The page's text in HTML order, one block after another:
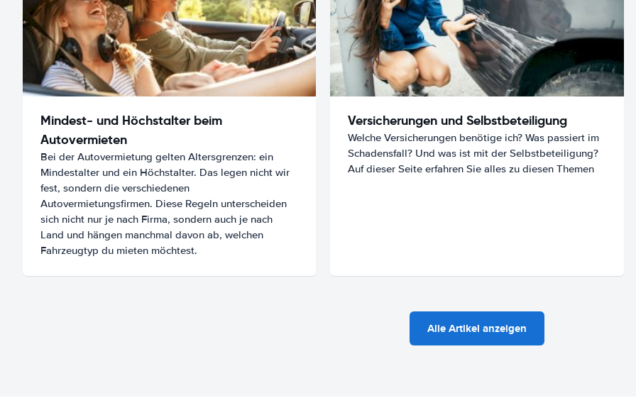
Mindest- und Höchstalter beim
Autovermieten
Bei der Autovermietung gelten Altersgrenzen: ein
Mindestalter und ein Höchstalter. Das legen nicht wir
fest, sondern die verschiedenen
Autovermietungsfirmen. Diese Regeln unterscheiden
sich nicht nur je nach Firma, sondern auch je nach
Land und hängen manchmal davon ab, welchen
Fahrzeugtyp du mieten möchtest.
Versicherungen und Selbstbeteiligung
Welche Versicherungen benötige ich? Was passiert im
Schadensfall? Und was ist mit der Selbstbeteiligung?
Auf dieser Seite erfahren Sie alles zu diesen Themen
Alle Artikel anzeigen